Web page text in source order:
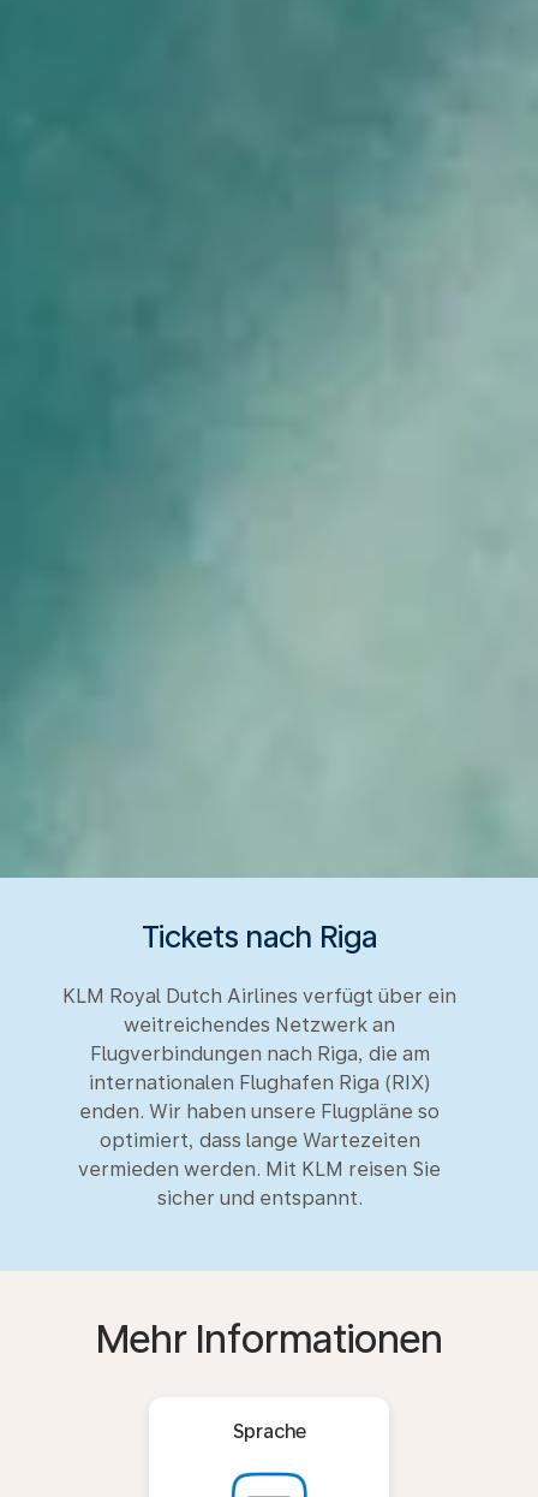
Tickets nach Riga
KLM Royal Dutch Airlines verfügt über ein
weitreichendes Netzwerk an
Flugverbindungen nach Riga, die am
internationalen Flughafen Riga (RIX)
enden. Wir haben unsere Flugpläne so
optimiert, dass lange Wartezeiten
vermieden werden. Mit KLM reisen Sie
sicher und entspannt.
Mehr Informationen
Sprache